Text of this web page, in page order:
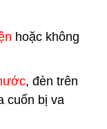
hoặc không
, đèn trên
cuốn bị va